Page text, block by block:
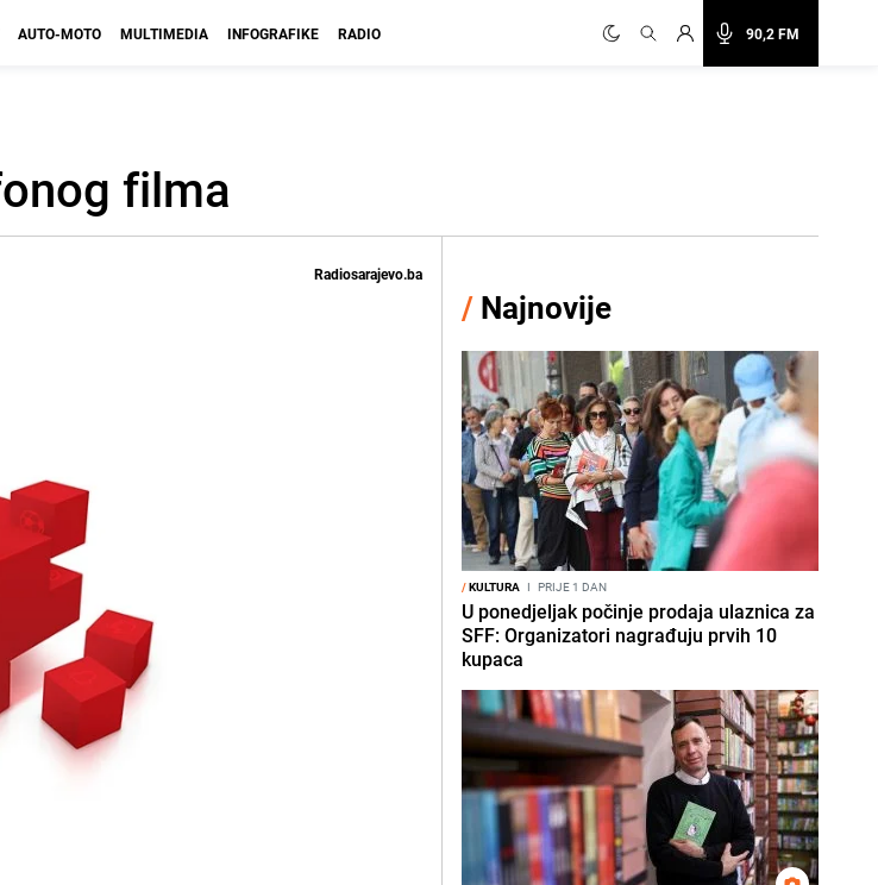
90,2 FM
AUTO-MOTO MULTIMEDIA INFOGRAFIKE RADIO
filma
Radiosarajevo.ba
/ Najnovije
/KULTURA I PRIJE 1 DAN
U ponedjeljak počinje prodaja ulaznica za
SFF: Organizatori nagrađuju prvih 10
kupaca